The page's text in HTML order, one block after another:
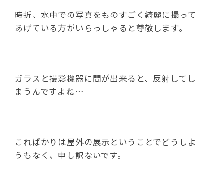
時折、水中での写真をものすごく綺麗に撮って
あげている方がいらっしゃると尊敬します。
ガラスと撮影機器に間が出来ると、反射してし
まうんですよね…
こればかりは屋外の展示ということでどうしよ
うもなく、申し訳ないです。